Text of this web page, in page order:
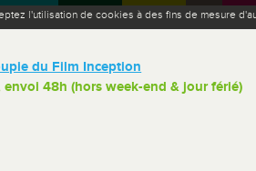
l'utilisation de cookies à des fins de mesure
du Film Inception
48h (hors week-end & jour férié)